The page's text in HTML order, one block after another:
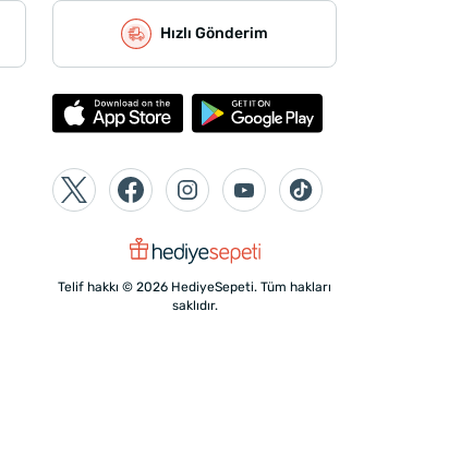
Hızlı Gönderim
Telif hakkı © 2026 HediyeSepeti. Tüm hakları
saklıdır.